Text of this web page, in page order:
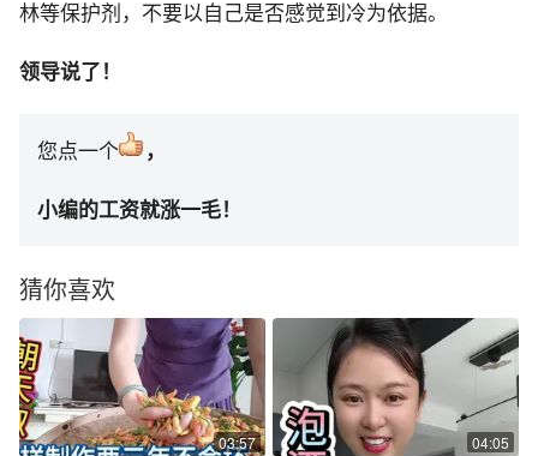
林等保护剂，不要以自己是否感觉到冷为依据。
领导说了！
您点一个 ，
小编的工资就涨一毛！
猜你喜欢
03:57 04:05